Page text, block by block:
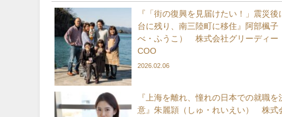
『「街の復興を見届けたい！」震災後
台に残り、南三陸町に移住』阿部楓子
べ・ふうこ） 株式会社グリーディー
COO
2026.02.06
『上海を離れ、憧れの日本での就職を
意』朱麗頴（しゅ・れいえい） 株式